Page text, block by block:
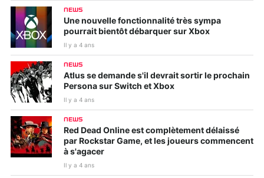
NEWS
Une nouvelle fonctionnalité très sympa
pourrait bientôt débarquer sur Xbox
Il y a 4 ans
NEWS
Atlus se demande s'il devrait sortir le prochain
Persona sur Switch et Xbox
Il y a 4 ans
NEWS
Red Dead Online est complètement délaissé
par Rockstar Game, et les joueurs commencent
à s'agacer
Il y a 4 ans